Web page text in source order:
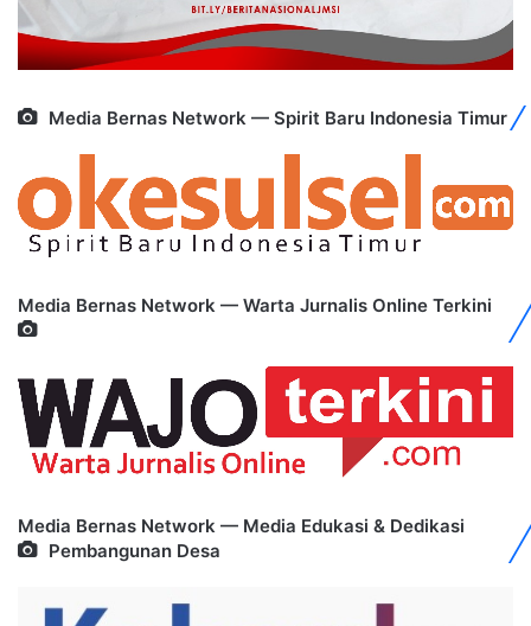
Media Bernas Network — Spirit Baru Indonesia Timur
Media Bernas Network — Warta Jurnalis Online Terkini
Media Bernas Network — Media Edukasi & Dedikasi
Pembangunan Desa